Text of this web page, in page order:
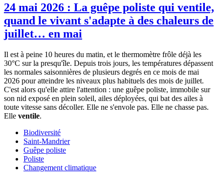
24 mai 2026 : La guêpe poliste qui ventile,
quand le vivant s'adapte à des chaleurs de
juillet… en mai
Il est à peine 10 heures du matin, et le thermomètre frôle déjà les
30°C sur la presqu'île. Depuis trois jours, les températures dépassent
les normales saisonnières de plusieurs degrés en ce mois de mai
2026 pour atteindre les niveaux plus habituels des mois de juillet.
C'est alors qu'elle attire l'attention : une guêpe poliste, immobile sur
son nid exposé en plein soleil, ailes déployées, qui bat des ailes à
toute vitesse sans décoller. Elle ne s'envole pas. Elle ne chasse pas.
Elle ventile.
Biodiversité
Saint-Mandrier
Guêpe poliste
Poliste
Changement climatique